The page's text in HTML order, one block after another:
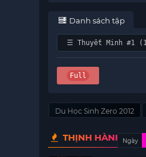
Danh sách tập
Full
Du Học Sinh Zero 2012
THỊNH HÀNH Ngày